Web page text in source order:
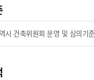
시 건축위원회 운영 및 심의기